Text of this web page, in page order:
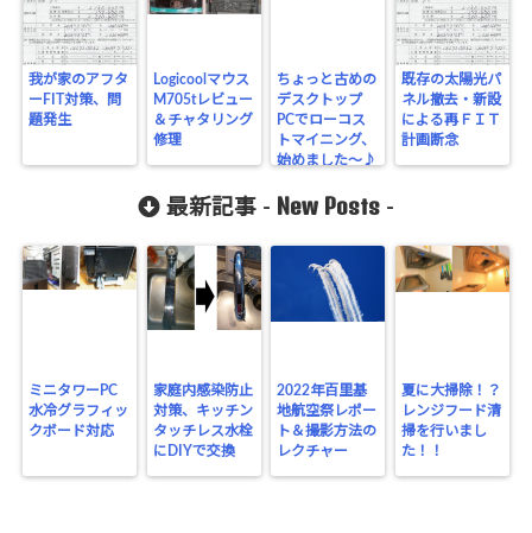
我が家のアフタ
ーFIT対策、問
題発生
Logicoolマウス
M705tレビュー
＆チャタリング
修理
ちょっと古めの
デスクトップ
PCでローコス
トマイニング、
始めました～♪
既存の太陽光パ
ネル撤去・新設
による再ＦＩＴ
計画断念
最新記事 - New Posts -
ミニタワーPC
水冷グラフィッ
クボード対応
家庭内感染防止
対策、キッチン
タッチレス水栓
にDIYで交換
2022年百里基
地航空祭レポー
ト＆撮影方法の
レクチャー
夏に大掃除！？
レンジフード清
掃を行いまし
た！！